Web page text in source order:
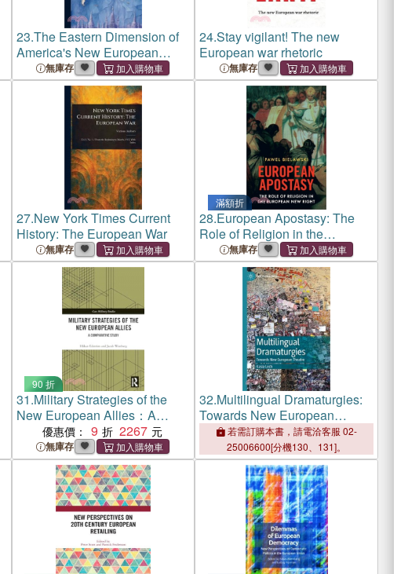
23.The Eastern Dimension of
America's New European
Allies無庫存
24.Stay vigilant! The new
European war rhetoric
無庫存
27.New York Times Current
History: The European War
無庫存
滿額折
28.European Apostasy: The
Role of Religion in the
European New Right
無庫存
90 折
31.Military Strategies of the
New European Allies：A
Comparative Study
優惠價： 9 2267
無庫存
32.Multilingual Dramaturgies:
Towards New European
Theatre若需訂購本書，請電洽客服 02-
25006600[分機130、131]。